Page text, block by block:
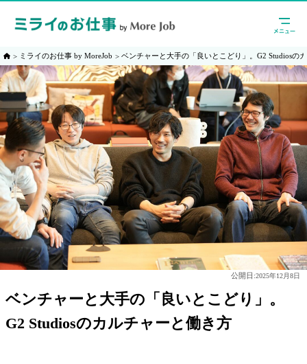
ミライのお仕事 by MoreJob ベンチャーと大手の「良いとこどり」。G2 Studiosの
公開日:2025年12月8日
ベンチャーと大手の「良いとこどり」。
G2 Studiosのカルチャーと働き方